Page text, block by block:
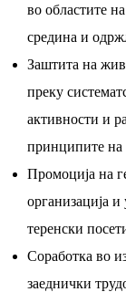
во областите
средина и
Заштита на
преку
активности и
принципите на
Промоција на
организација
теренски
Соработка во
заеднички